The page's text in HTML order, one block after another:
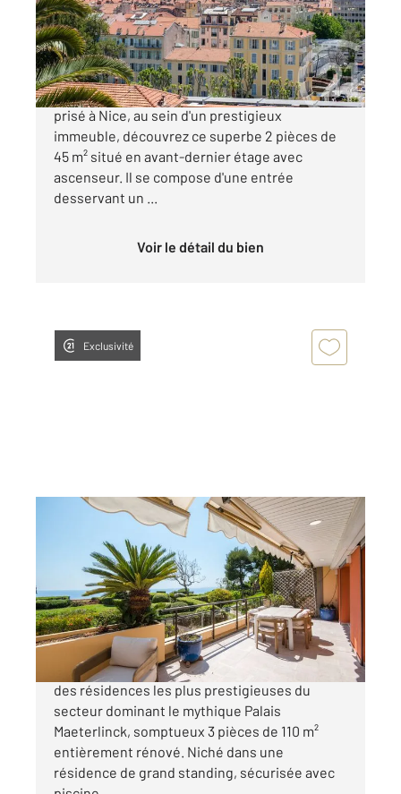
Appartement F3 à vendre
485 000 €
Nice Bas Cimiez - Au cœur d'un quartier très
prisé à Nice, au sein d'un prestigieux
immeuble, découvrez ce superbe 2 pièces de
45 m² situé en avant-dernier étage avec
ascenseur. Il se compose d'une entrée
desservant un ...
Voir le détail du bien
Exclusivité
110,32 m
, 3 pièces
Ref : 16666
Appartement F3 à vendre
1 680 000 €
Cap de Nice - Idéalement situé, au sein de l'une
des résidences les plus prestigieuses du
secteur dominant le mythique Palais
Maeterlinck, somptueux 3 pièces de 110 m²
entièrement rénové. Niché dans une
résidence de grand standing, sécurisée avec